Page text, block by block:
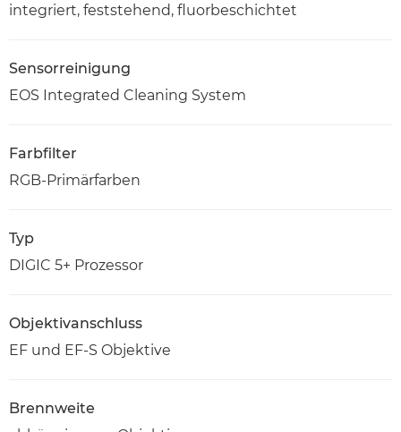
integriert, feststehend, fluorbeschichtet
Sensorreinigung
EOS Integrated Cleaning System
Farbfilter
RGB-Primärfarben
Typ
DIGIC 5+ Prozessor
Objektivanschluss
EF und EF-S Objektive
Brennweite